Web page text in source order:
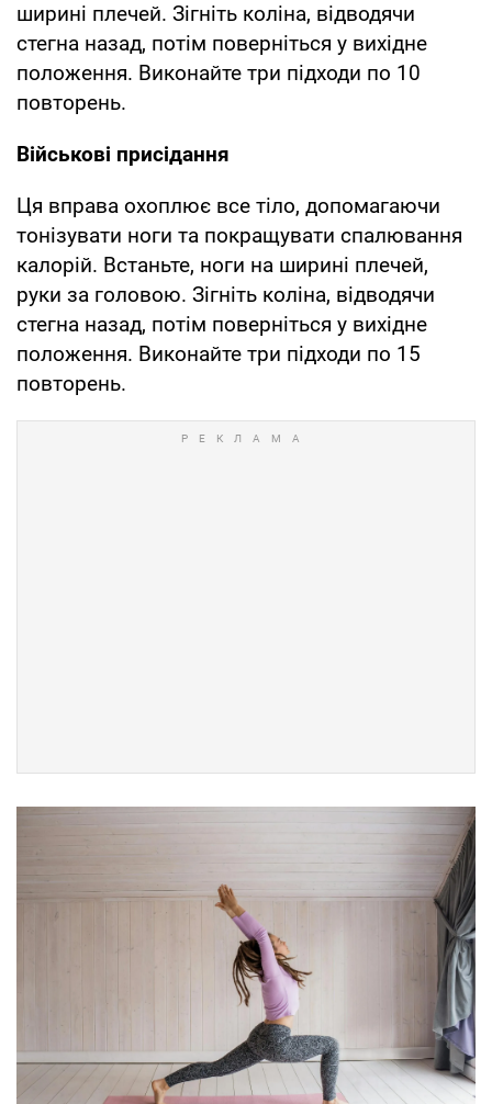
ширині плечей. Зігніть коліна, відводячи
стегна назад, потім поверніться у вихідне
положення. Виконайте три підходи по 10
повторень.
Військові присідання
Ця вправа охоплює все тіло, допомагаючи
тонізувати ноги та покращувати спалювання
калорій. Встаньте, ноги на ширині плечей,
руки за головою. Зігніть коліна, відводячи
стегна назад, потім поверніться у вихідне
положення. Виконайте три підходи по 15
повторень.